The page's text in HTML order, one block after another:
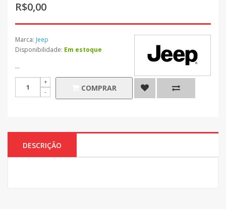
R$0,00
Marca: Jeep
Disponibilidade: Em estoque
...
COMPRAR
DESCRIÇÃO